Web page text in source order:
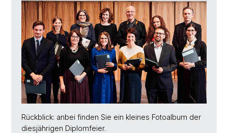
Rückblick: anbei finden Sie ein kleines Fotoalbum der
diesjährigen Diplomfeier.